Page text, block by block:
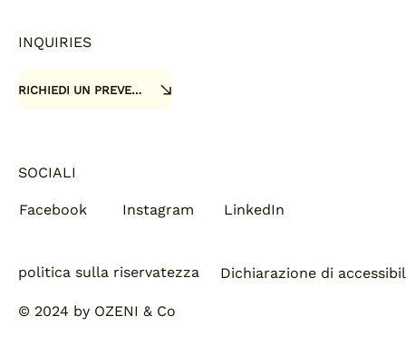
SOCIALI
Facebook Instagram LinkedIn
INQUIRIES
RICHIEDI UN PREVENTIVO
politica sulla riservatezza Dichiarazione di
© 2024 by OZENI & Co